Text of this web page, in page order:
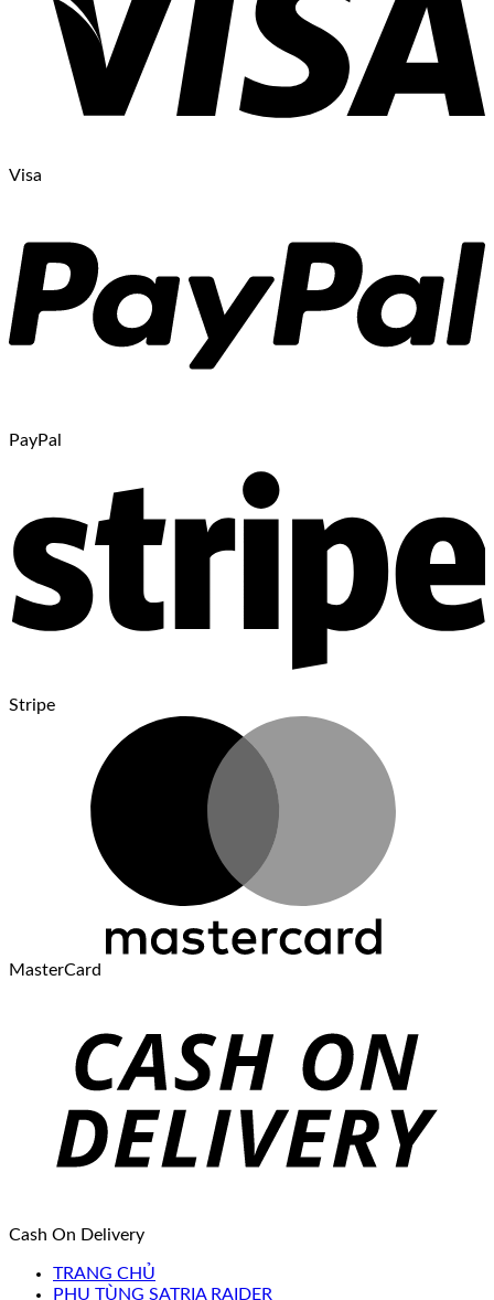
Visa
PayPal
Stripe
MasterCard
Cash On Delivery
TRANG CHỦ
PHỤ TÙNG SATRIA RAIDER